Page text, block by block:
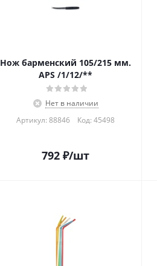
Нож барменский 105/215 мм.
APS /1/12/**
Нет в наличии
Артикул: 88846
Код: 45498
792 ₽/шт